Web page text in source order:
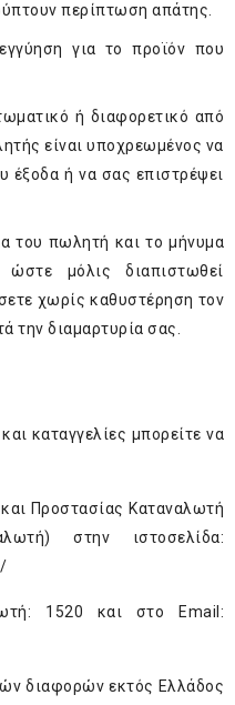
περίπτωση απάτης.
για το προϊόν που
ή διαφορετικό από
είναι υποχρεωμένος να
έξοδα ή να σας επιστρέψει
του πωλητή και το μήνυμα
μόλις διαπιστωθεί
χωρίς καθυστέρηση τον
την διαμαρτυρία σας.
καταγγελίες μπορείτε να
Προστασίας Καταναλωτή
στην ιστοσελίδα:
1520 και στο Email:
διαφορών εκτός Ελλάδος